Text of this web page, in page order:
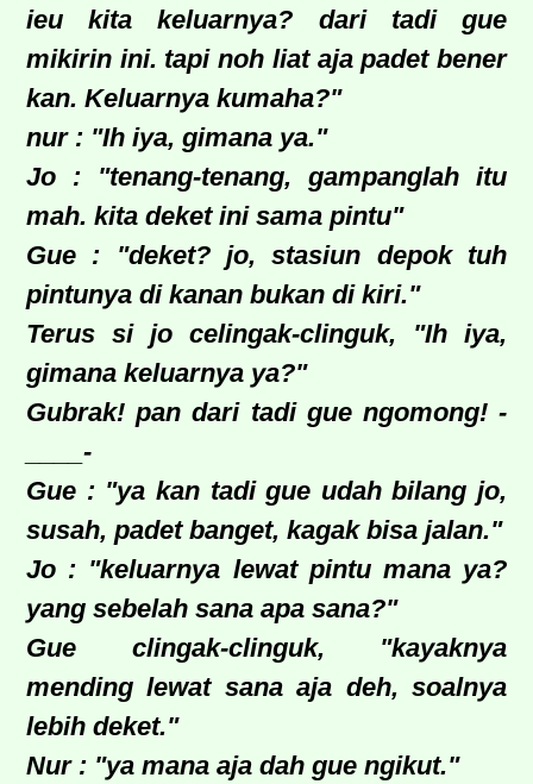
ieu kita keluarnya? dari tadi gue
mikirin ini. tapi noh liat aja padet bener
kan. Keluarnya kumaha?"
nur : "Ih iya, gimana ya."
Jo : "tenang-tenang, gampanglah itu
mah. kita deket ini sama pintu"
Gue : "deket? jo, stasiun depok tuh
pintunya di kanan bukan di kiri."
Terus si jo celingak-clinguk, "Ih iya,
gimana keluarnya ya?"
Gubrak! pan dari tadi gue ngomong! -
____-
Gue : "ya kan tadi gue udah bilang jo,
susah, padet banget, kagak bisa jalan."
Jo : "keluarnya lewat pintu mana ya?
yang sebelah sana apa sana?"
Gue clingak-clinguk, "kayaknya
mending lewat sana aja deh, soalnya
lebih deket."
Nur : "ya mana aja dah gue ngikut."